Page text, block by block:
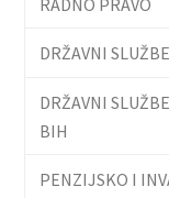
DRŽAVNI
DRŽAVNI
BIH
PENZIJSKO I